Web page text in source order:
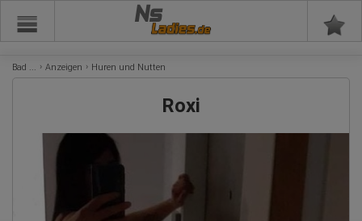
Ns
Bad ... Anzeigen Huren und Nutten
Roxi